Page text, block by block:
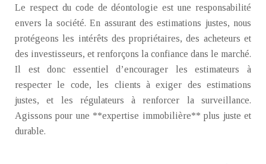
Le respect du code de déontologie est une responsabilité
envers la société. En assurant des estimations justes, nous
protégeons les intérêts des propriétaires, des acheteurs et
des investisseurs, et renforçons la confiance dans le marché.
Il est donc essentiel d’encourager les estimateurs à
respecter le code, les clients à exiger des estimations
justes, et les régulateurs à renforcer la surveillance.
Agissons pour une **expertise immobilière** plus juste et
durable.